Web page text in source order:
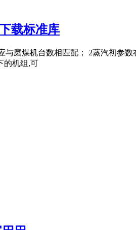
载标准库
磨煤机台数相匹配； 2蒸汽初参
的机组,可